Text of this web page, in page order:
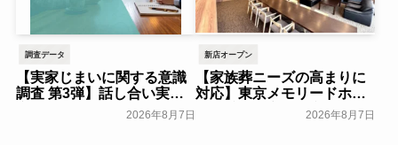
調査データ
【実家じまいに関する意識
調査 第3弾】話し合い実施
率は29.5％で前回から低
下。「大相続時代」でも家
2026年8月7日
新店オープン
【家族葬ニーズの高まりに
対応】東京メモリードホー
ルに貸切型家族葬空間『第
８ホール～Living～』オー
2026年8月7日